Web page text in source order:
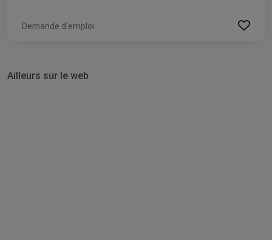
Demande d'emploi
Ailleurs sur le web